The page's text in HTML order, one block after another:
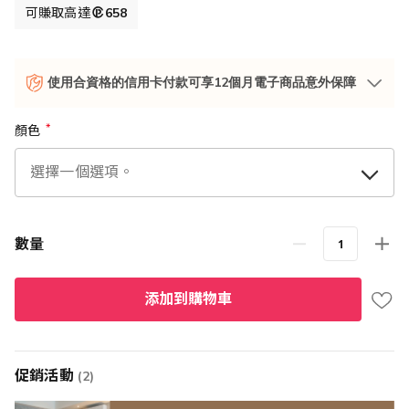
可賺取高達 658
使用合資格的信用卡付款可享12個月電子商品意外保障
顏色
數量
添加到購物車
促銷活動 (2)